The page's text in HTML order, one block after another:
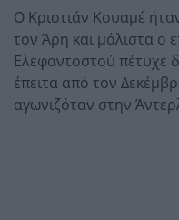
Ο Κριστιάν Κουαμέ
τον Άρη και μάλιστα ο
Ελεφαντοστού πέτυχε
έπειτα από τον
αγωνιζόταν στην